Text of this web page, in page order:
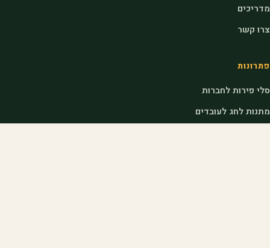
מדריכים
צרו קשר
פתרונות
סלי פירות לחברות
מתנות לחג לעובדים